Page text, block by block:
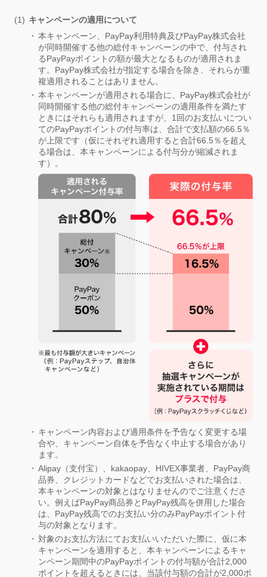
キャンペーンの適用について
本キャンペーン、PayPay利用特典及びPayPay株式会社
が同時開催する他の総付キャンペーンの中で、付与され
るPayPayポイントの額が最大となるものが適用されま
す。PayPay株式会社が指定する場合を除き、それらが重
複適用されることはありません。
本キャンペーンが適用される場合に、PayPay株式会社が
同時開催する他の総付キャンペーンの適用条件を満たす
ときにはそれらも適用されますが、1回のお支払いについ
てのPayPayポイントの付与率は、合計で支払額の66.5％
が上限です（仮にそれぞれ適用すると合計66.5％を超え
る場合は、本キャンペーンによる付与分が縮減されま
す）。
キャンペーン内容および適用条件を予告なく変更する場
合や、キャンペーン自体を予告なく中止する場合があり
ます。
Alipay（支付宝）、kakaopay、HIVEX事業者、PayPay商
品券、クレジットカードなどでお支払いされた場合は、
本キャンペーンの対象とはなりませんのでご注意くださ
い。例えばPayPay商品券とPayPay残高を併用した場合
は、PayPay残高でのお支払い分のみPayPayポイント付
与の対象となります。
対象のお支払方法にてお支払いいただいた際に、仮に本
キャンペーンを適用すると、本キャンペーンによるキャ
ンペーン期間中のPayPayポイントの付与額が合計2,000
ポイントを超えるときには、当該付与額の合計が2,000ポ